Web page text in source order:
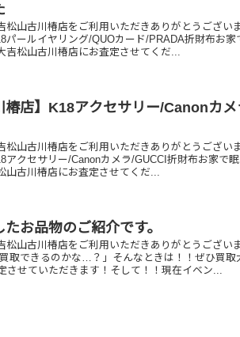
松山古川椿店をご利用いただきありがとうござい
パールイヤリング/QUOカード/PRADA折財布お
吉松山古川椿店にお査定させてくだ...
椿店】K18アクセサリー/Canonカ
松山古川椿店をご利用いただきありがとうござい
アクセサリー/Canonカメラ/GUCCI折財布お家で
山古川椿店にお査定させてくだ...
お品物のご紹介です。
松山古川椿店をご利用いただきありがとうござい
取できるのかな…？」そんなときは！！ぜひ買取
させていただきます！そして！！現在イベン...